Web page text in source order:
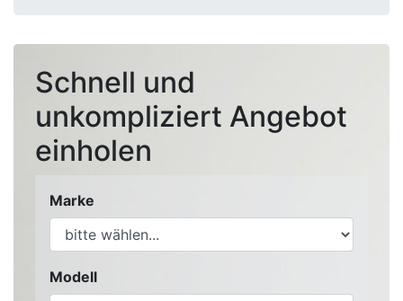
Schnell und
unkompliziert Angebot
einholen
Marke
Modell